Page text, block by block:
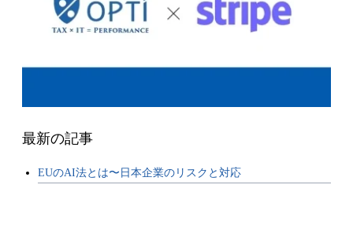
最新の記事
EUのAI法とは〜日本企業のリスクと対応